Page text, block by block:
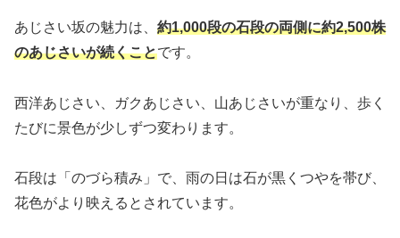
あじさい坂の魅力は、 約1,000段の石段の両側に約2,500株
のあじさいが続くことです。
西洋あじさい、ガクあじさい、山あじさいが重なり、歩く
たびに景色が少しずつ変わります。
石段は「のづら積み」で、雨の日は石が黒くつやを帯び、
花色がより映えるとされています。